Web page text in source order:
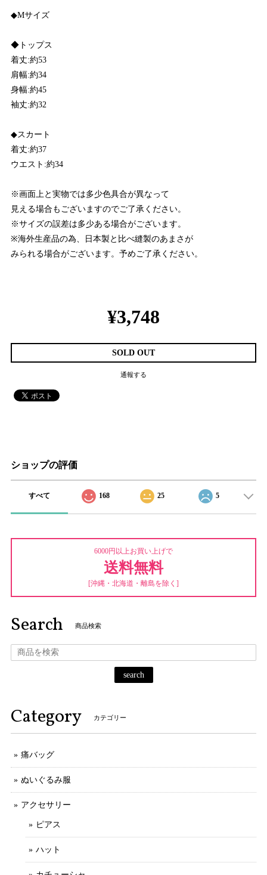
◆Mサイズ
◆トップス
着丈:約53
肩幅:約34
身幅:約45
袖丈:約32
◆スカート
着丈:約37
ウエスト:約34
※画面上と実物では多少色具合が異なって
見える場合もございますのでご了承ください。
※サイズの誤差は多少ある場合がございます。
※海外生産品の為、日本製と比べ縫製のあまさが
みられる場合がございます。予めご了承ください。
¥3,748
SOLD OUT
通報する
ショップの評価
すべて 168 25 5
6000円以上お買い上げで
送料無料
[沖縄・北海道・離島を除く]
Search 商品検索
search
Category カテゴリー
痛バッグ
ぬいぐるみ服
アクセサリー
ピアス
ハット